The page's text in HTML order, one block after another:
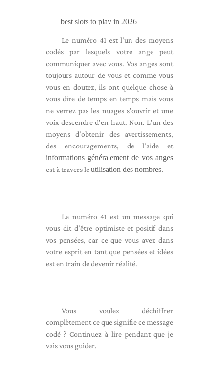
best slots to play in 2026
Le numéro 41 est l'un des moyens
codés par lesquels votre ange peut
communiquer avec vous. Vos anges sont
toujours autour de vous et comme vous
vous en doutez, ils ont quelque chose à
vous dire de temps en temps mais vous
ne verrez pas les nuages ​​s'ouvrir et une
voix descendre d'en haut. Non. L'un des
moyens d'obtenir des avertissements,
des encouragements, de l'aide et
informations généralement de vos anges
est à travers leutilisation des nombres.
Le numéro 41 est un message qui
vous dit d'être optimiste et positif dans
vos pensées, car ce que vous avez dans
votre esprit en tant que pensées et idées
est en train de devenir réalité.
Vous voulez déchiffrer
complètement ce que signifie ce message
codé ? Continuez à lire pendant que je
vais vous guider.